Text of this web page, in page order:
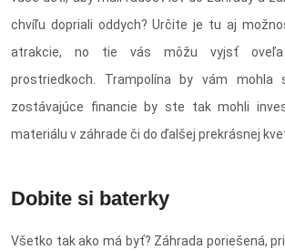
chvíľu dopriali oddych? Určite je tu aj
atrakcie, no tie vás môžu vyjsť oveľa
prostriedkoch. Trampolína by vám
zostávajúce financie by ste tak mohli
materiálu v záhrade či do ďalšej prekrásnej
Dobite si baterky
Všetko tak ako má byť? Záhrada poriešená,